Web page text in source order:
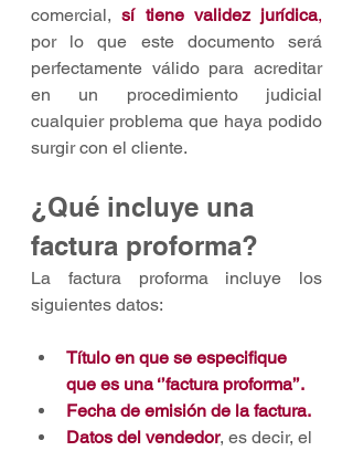
comercial, sí tiene validez jurídica,
por lo que este documento será
perfectamente válido para acreditar
en un procedimiento judicial
cualquier problema que haya podido
surgir con el cliente.
¿Qué incluye una
factura proforma?
La factura proforma incluye los
siguientes datos:
Título en que se especifique
que es una ‘’factura proforma’’.
Fecha de emisión de la factura.
Datos del vendedor, es decir, el